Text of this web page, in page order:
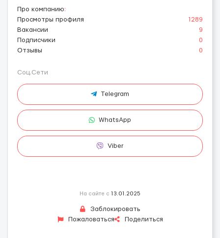
Про компанию:
Просмотры профиля
1289
Вакансии
9
Подписчики
0
Отзывы
0
Соц.Сети
Telegram
WhatsApp
Viber
На сайте с 13.01.2025
Заблокировать
Пожаловаться
Поделиться